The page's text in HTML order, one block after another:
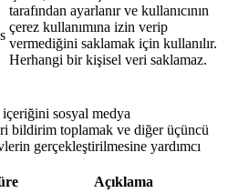
tarafından ayarlanır ve kullanıcının
çerez kullanımına izin verip
vermediğini saklamak için kullanılır.
Herhangi bir kişisel veri saklamaz.
sosyal medya
bildirim toplamak ve diğer üçüncü
gerçekleştirilmesine yardımcı
Açıklama